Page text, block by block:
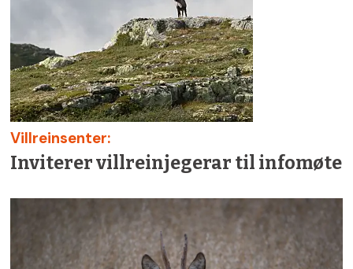
Villreinsenter:
Inviterer villreinjegerar til infomøte